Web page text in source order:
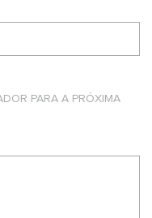
PARA A PRÓXIMA